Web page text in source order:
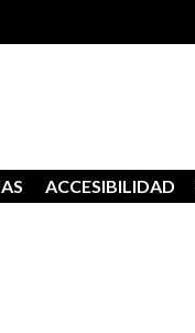
ACCESIBILIDAD